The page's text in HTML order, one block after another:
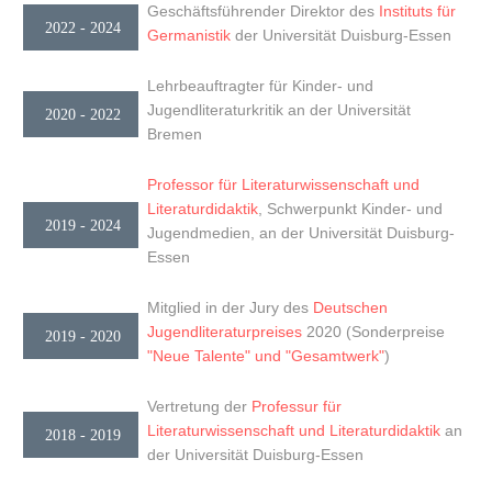
2022 - 2024
Geschäftsführender Direktor des Instituts für
Germanistik der Universität Duisburg-Essen
2020 - 2022
Lehrbeauftragter für Kinder- und
Jugendliteraturkritik an der Universität
Bremen
2019 - 2024
Professor für Literaturwissenschaft und
Literaturdidaktik , Schwerpunkt Kinder- und
Jugendmedien, an der Universität Duisburg-
Essen
2019 - 2020
Mitglied in der Jury des Deutschen
Jugendliteraturpreises 2020 (Sonderpreise
"Neue Talente" und "Gesamtwerk")
2018 - 2019
Vertretung der Professur für
Literaturwissenschaft und Literaturdidaktik an
der Universität Duisburg-Essen